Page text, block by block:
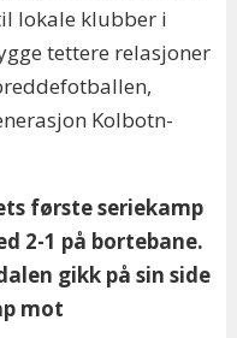
lokale klubber i
tettere relasjoner
Kolbotn-
første seriekamp
2-1 på bortebane.
gikk på sin side
mot